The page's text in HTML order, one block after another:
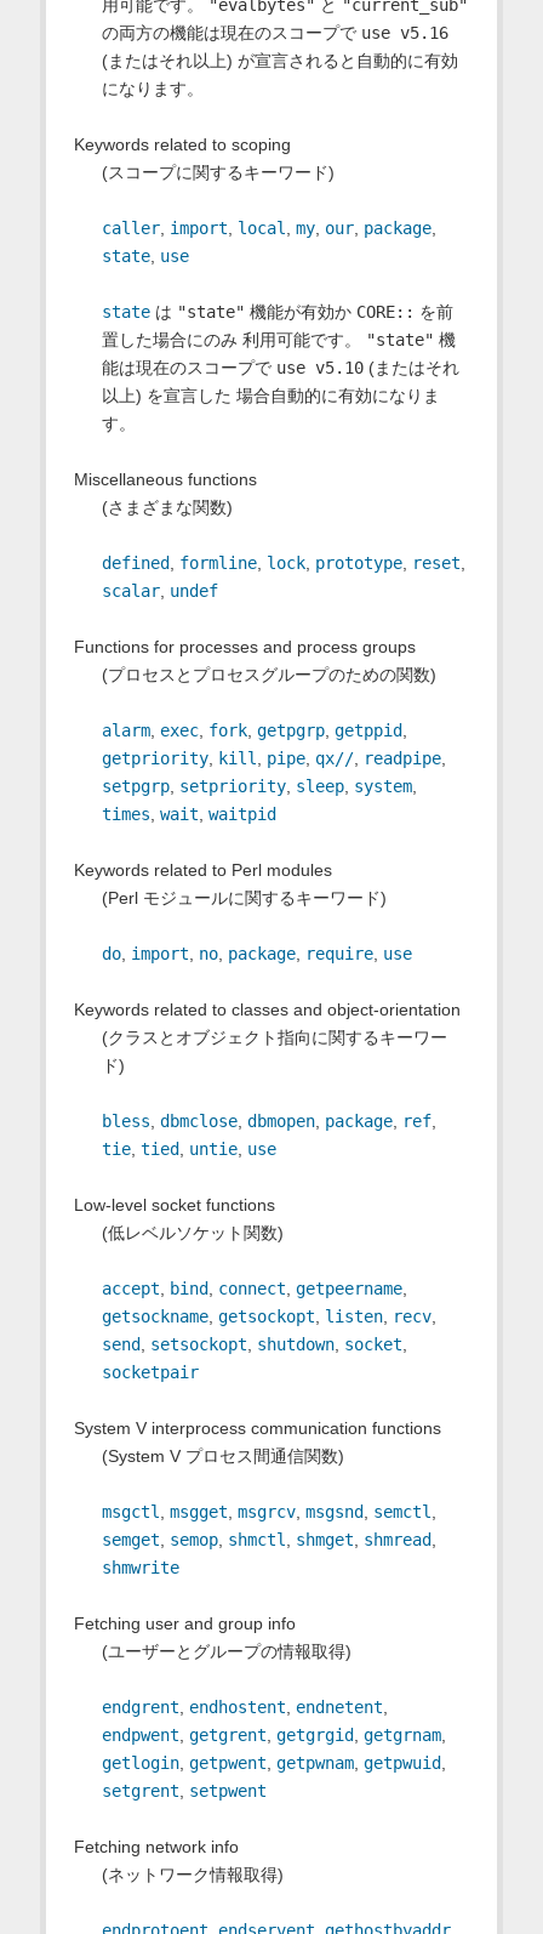
用可能です。
"evalbytes" と "current_sub"
の両方の機能は現在のスコープで use v5.16
(またはそれ以上) が宣言されると自動的に有効
になります。
Keywords related to scoping
(スコープに関するキーワード)
caller, import local my, our, package,
state, use
stateは "state" 機能が有効か CORE:: を前
置した場合にのみ 利用可能です。
"state" 機
能は現在のスコープで use v5.10(またはそれ
以上) を宣言した 場合自動的に有効になりま
す。
Miscellaneous functions
(さまざまな関数)
defined formline, lock, prototype, reset
scalar, undef
Functions for processes and process groups
(プロセスとプロセスグループのための関数)
alarm, exec, fork, getpgrp, getppid
getpriority, kill pipe, qx//, readpipe,
setpgrp, setpriority, sleep, system,
times wait waitpid
Keywords related to Perl modules
(Perl モジュールに関するキーワード)
do, import no, package, require, use
Keywords related to classes and object-orientation
(クラスとオブジェクト指向に関するキーワー
ド)
bless, dbmclose, dbmopen, package, ref,
tie, tied, untie, use
Low-level socket functions
(低レベルソケット関数)
accept, bind, connect, getpeername,
getsockname, getsockopt, listen, recv,
send, setsockopt, shutdown, socket,
socketpair
System V interprocess communication functions
(System V プロセス間通信関数)
msgctl, msgget, msgrcv, msgsnd, semctl,
semget, semop, shmctl, shmget, shmread,
shmwrite
Fetching user and group info
(ユーザーとグループの情報取得)
endgrent, endhostent, endnetent,
endpwent, getgrent, getgrgid, getgrnam,
getlogin, getpwent, getpwnam, getpwuid,
setgrent, setpwent
Fetching network info
(ネットワーク情報取得)